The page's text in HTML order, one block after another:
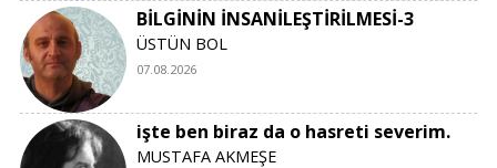
BİLGİNİN İNSANİLEŞTİRİLMESİ-3
ÜSTÜN BOL
07.08.2026
işte ben biraz da o hasreti severim.
MUSTAFA AKMEŞE